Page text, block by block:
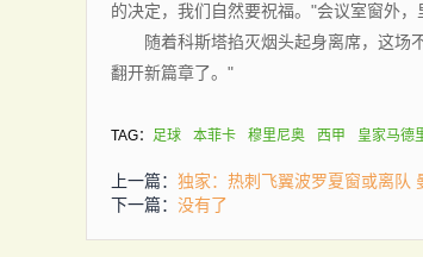
的决定，我们自然要祝福。"会议室窗外
随着科斯塔掐灭烟头起身离席，这场不
翻开新篇章了。"
TAG： 足球 本菲卡 穆里尼奥 西甲 皇家马德
上一篇： 独家：热刺飞翼波罗夏窗或离队
下一篇： 没有了